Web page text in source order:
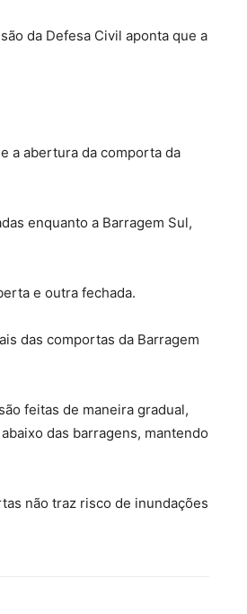
da Defesa Civil aponta que a
a abertura da comporta da
enquanto a Barragem Sul,
e outra fechada.
das comportas da Barragem
feitas de maneira gradual,
das barragens, mantendo
não traz risco de inundações